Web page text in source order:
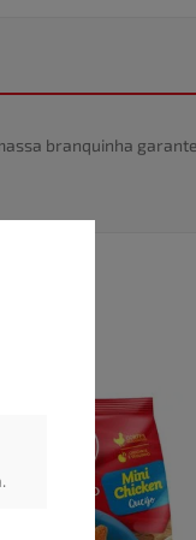
branquinha